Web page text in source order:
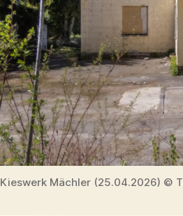
Kieswerk Mächler (25.04.2026) ©